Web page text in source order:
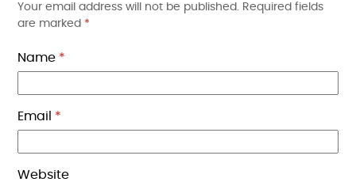
Your email address will not be published.
Required fields
are marked *
Name *
Email *
Website